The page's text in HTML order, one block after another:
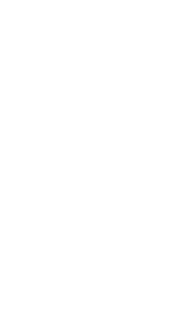
Esther es profesora y se
«cargadas» de juguetes,
ir al colegio ni jugar,
tengan la carga extra de
casas». Lo difunden en
Las personas que
sorprendiendo cada día
de la ciudad. De hecho,
de regalos gracias a la
guardando todos los